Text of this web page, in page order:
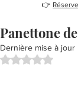
👉
Panettone
Dernière mise à jour
Noté NaN